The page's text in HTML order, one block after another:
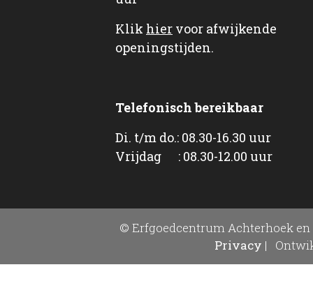
Klik hier voor afwijkende
openingstijden.
Telefonisch bereikbaar
Di. t/m do.: 08.30-16.30 uur
Vrijdag : 08.30-12.00 uur
© Erfgoedcentrum Achterhoek en
Privacy |